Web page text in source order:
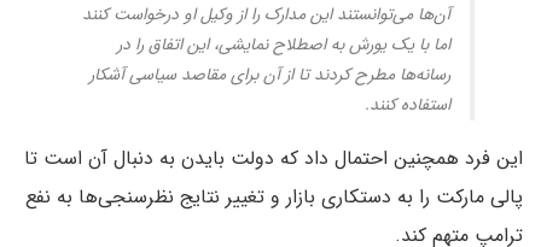
آن‌ها می‌توانستند این مدارک را از وکیل او درخواست کنند
اما با یک یورش به اصطلاح نمایشی، این اتفاق را در
رسانه‌ها مطرح کردند تا از آن برای مقاصد سیاسی آشکار
استفاده کنند.
این فرد همچنین احتمال داد که دولت بایدن به دنبال آن است تا
پالی مارکت را به دستکاری بازار و تغییر نتایج نظرسنجی‌ها به نفع
ترامپ متهم کند.